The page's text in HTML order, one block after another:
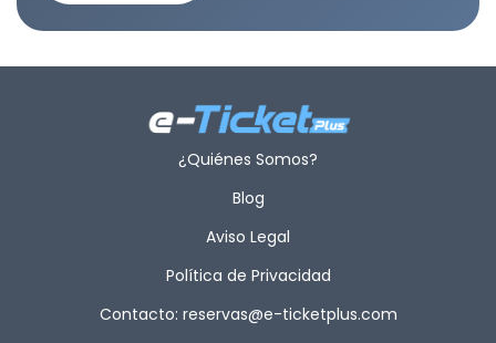
¿Quiénes Somos?
Blog
Aviso Legal
Política de Privacidad
Contacto: reservas@e-ticketplus.com